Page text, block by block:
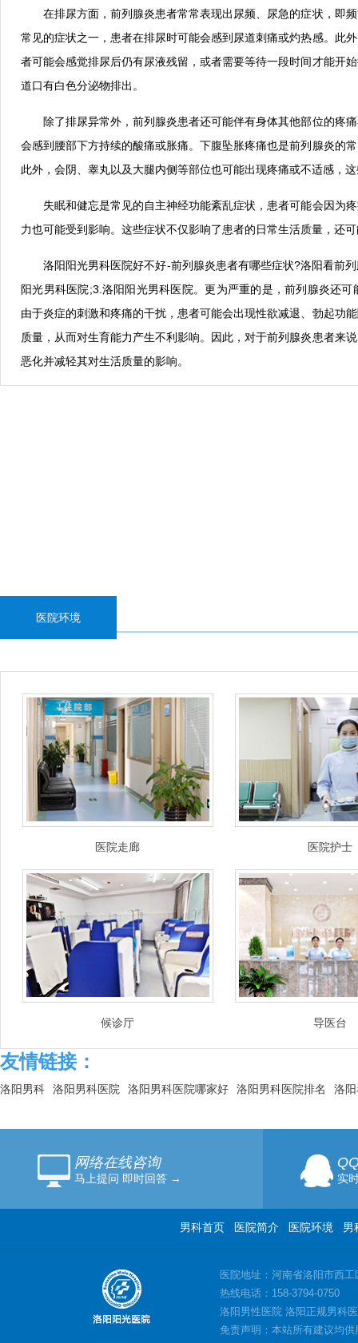
在排尿方面，前列腺炎患者常常表现出尿频、尿急的症状，即频
常见的症状之一，患者在排尿时可能会感到尿道刺痛或灼热感。此
者可能会感觉排尿后仍有尿液残留，或者需要等待一段时间才能开
道口有白色分泌物排出。
除了排尿异常外，前列腺炎患者还可能伴有身体其他部位的疼痛
会感到腰部下方持续的酸痛或胀痛。下腹坠胀疼痛也是前列腺炎的
此外，会阴、睾丸以及大腿内侧等部位也可能出现疼痛或不适感，
失眠和健忘是常见的自主神经功能紊乱症状，患者可能会因为疼
力也可能受到影响。这些症状不仅影响了患者的日常生活质量，还
洛阳阳光男科医院好不好-前列腺炎患者有哪些症状?洛阳看前列
阳光男科医院;3.洛阳阳光男科医院。更为严重的是，前列腺炎还
由于炎症的刺激和疼痛的干扰，患者可能会出现性欲减退、勃起功
质量，从而对生育能力产生不利影响。因此，对于前列腺炎患者来
恶化并减轻其对生活质量的影响。
医院环境
医院走廊 医院护士
候诊厅 导医台
友情链接：
洛阳男科 洛阳男科医院 洛阳男科医院哪家好 洛阳男科医院排名 洛
网络在线咨询
马上提问 即时回答 → 实
男科首页 医院简介 医院环境 男
医院地址：河南省洛阳市西
热线电话：158-3794-0750
洛阳男性医院 洛阳正规男科
免责声明：本站所有建议均